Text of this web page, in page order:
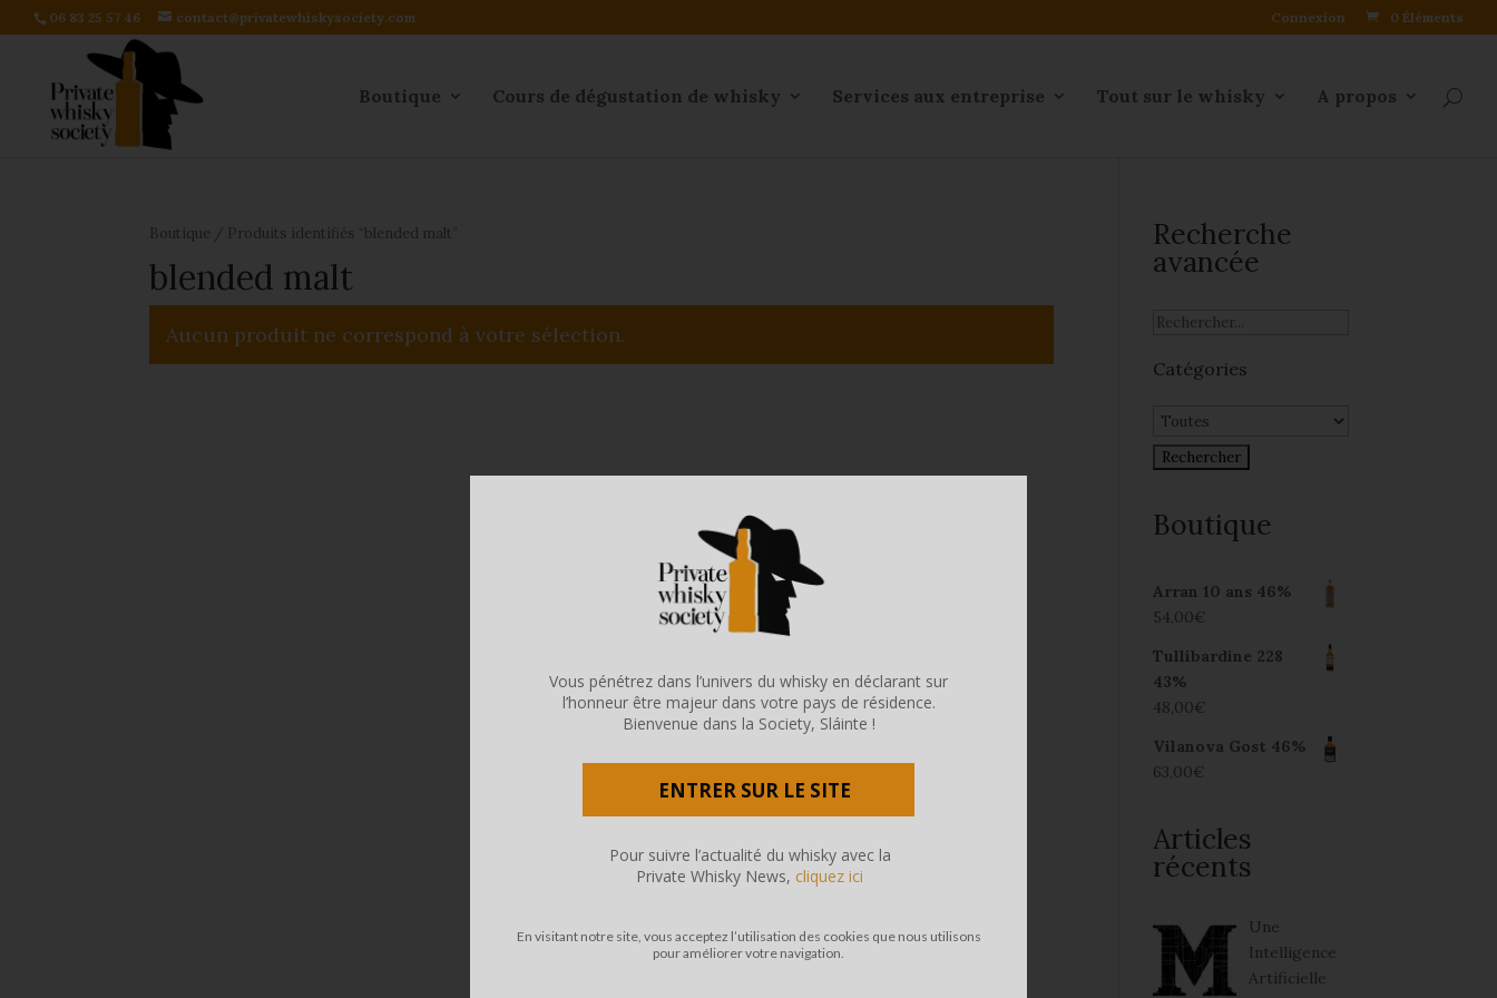
06 83 25 57 46 contact@privatewhiskysociety.com Connexion 0 Éléments
Boutique Cours de dégustation de whisky Services aux entreprise Tout sur le whisky A propos
Boutique / Produits identifiés “blended malt”
blended malt
Aucun produit ne correspond à votre sélection.
Recherche
avancée
Catégories
Boutique
Arran 10 ans 46%
54,00€
Tullibardine 228
43%
48,00€
Vilanova Gost 46%
63,00€
Articles
récents
Une
Intelligence
Artificielle
Vous pénétrez dans l’univers du whisky en déclarant sur
l’honneur être majeur dans votre pays de résidence.
Bienvenue dans la Society, Sláinte !
ENTRER SUR LE SITE
En visitant notre site, vous acceptez l’utilisation des cookies que nous utilisons
pour améliorer votre navigation.
Pour suivre l’actualité du whisky avec la
Private Whisky News, cliquez ici